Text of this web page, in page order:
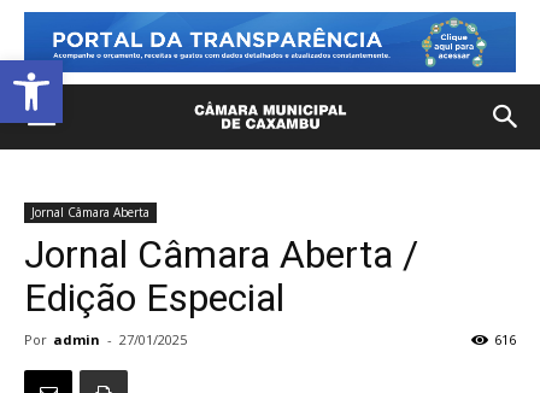
Open toolbar
Jornal Câmara Aberta
Jornal Câmara Aberta /
Edição Especial
Por admin - 27/01/2025 616